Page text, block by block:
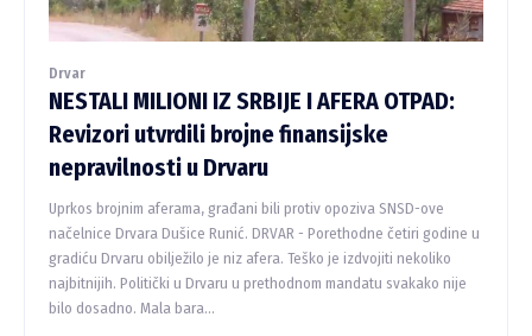
Drvar
NESTALI MILIONI IZ SRBIJE I AFERA OTPAD:
Revizori utvrdili brojne finansijske
nepravilnosti u Drvaru
Uprkos brojnim aferama, građani bili protiv opoziva SNSD-ove
načelnice Drvara Dušice Runić. DRVAR - Porethodne četiri godine u
gradiću Drvaru obilježilo je niz afera. Teško je izdvojiti nekoliko
najbitnijih. Politički u Drvaru u prethodnom mandatu svakako nije
bilo dosadno. Mala bara...